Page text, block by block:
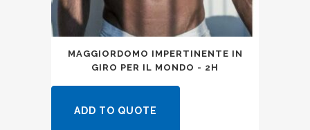
MAGGIORDOMO IMPERTINENTE IN
GIRO PER IL MONDO - 2H
ADD TO QUOTE